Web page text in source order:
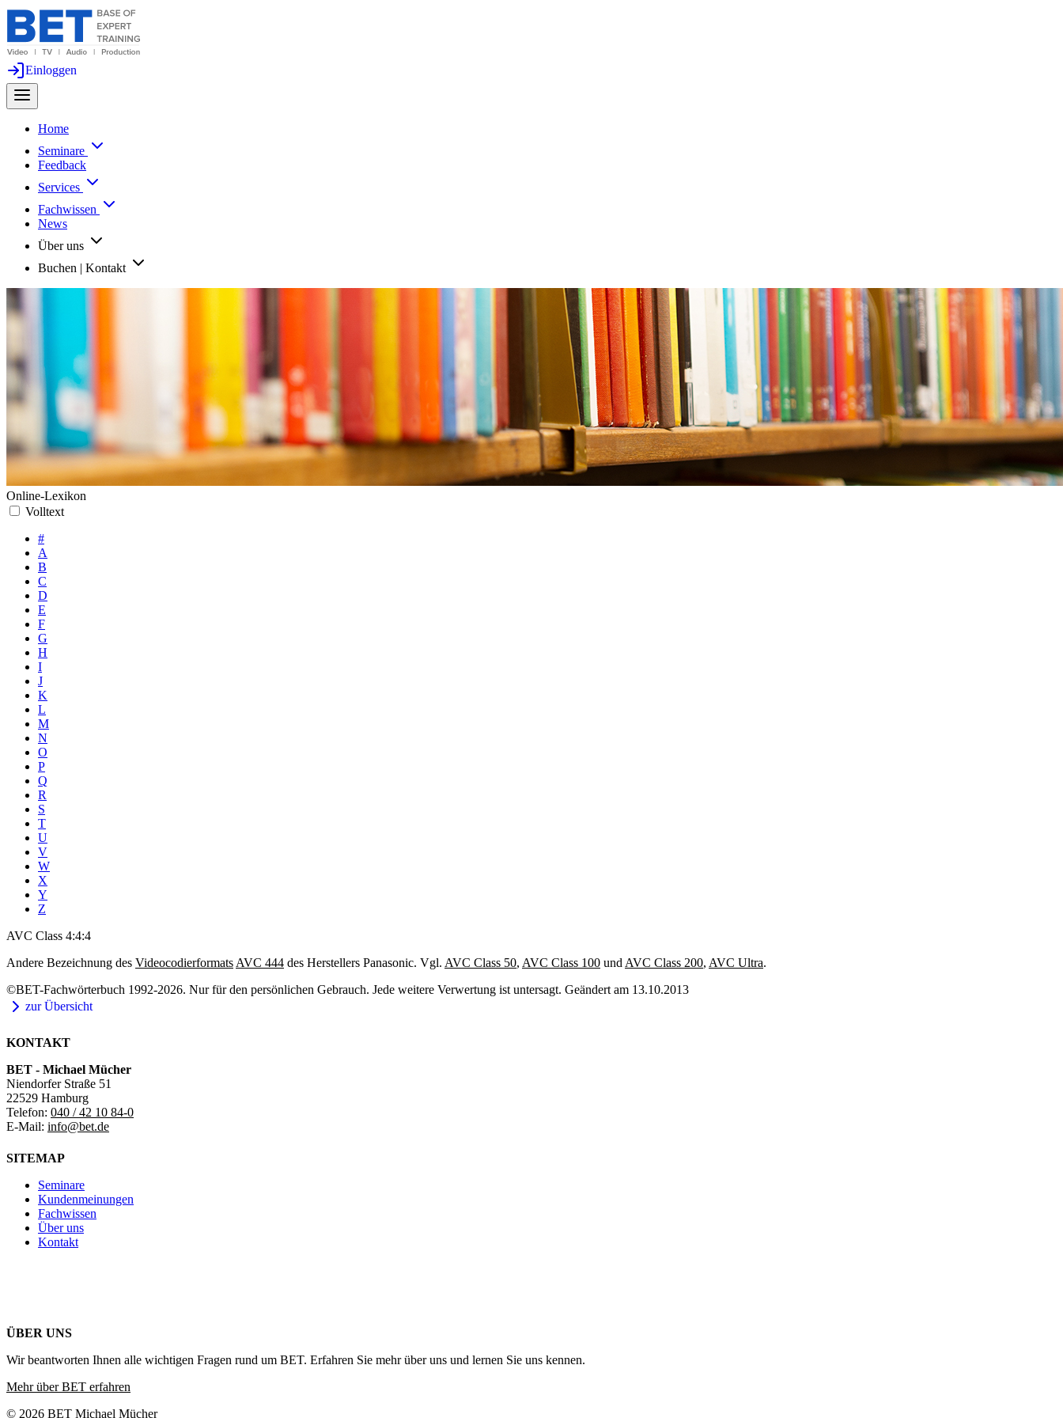
Einloggen
Home
Seminare
Feedback
Services
Fachwissen
News
Über uns
Buchen | Kontakt
Online-Lexikon
Volltext
#
A
B
C
D
E
F
G
H
I
J
K
L
M
N
O
P
Q
R
S
T
U
V
W
X
Y
Z
AVC Class 4:4:4
Andere Bezeichnung des Videocodierformats AVC 444 des Herstellers Panasonic. Vgl. AVC Class 50, AVC Class 100 und AVC Class 200, AVC Ultra.
©BET-Fachwörterbuch 1992-2026. Nur für den persönlichen Gebrauch. Jede weitere Verwertung ist untersagt. Geändert am 13.10.2013
zur Übersicht
KONTAKT
BET - Michael Mücher
Niendorfer Straße 51
22529 Hamburg
Telefon: 040 / 42 10 84-0
E-Mail: info@bet.de
SITEMAP
Seminare
Kundenmeinungen
Fachwissen
Über uns
Kontakt
ÜBER UNS
Wir beantworten Ihnen alle wichtigen Fragen rund um BET. Erfahren Sie mehr über uns und lernen Sie uns kennen.
Mehr über BET erfahren
© 2026 BET Michael Mücher